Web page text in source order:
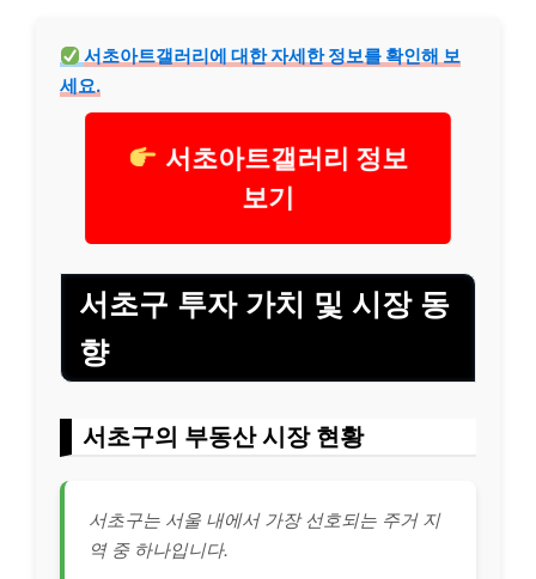
서초아트갤러리에 대한 자세한 정보를 확인해 보
세요.
서초아트갤러리 정보
보기
서초구 투자 가치 및 시장 동
향
서초구의 부동산 시장 현황
서초구는 서울 내에서 가장 선호되는 주거 지
역 중 하나입니다.